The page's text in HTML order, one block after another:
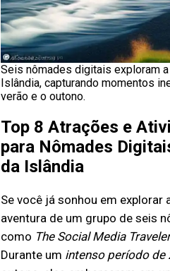
Seis nômades digitais exploram
Islândia, capturando momentos
verão e o outono.
Top 8 Atrações e
para Nômades
da Islândia
Se você já sonhou em explorar
aventura de um grupo de seis
como The Social Media Traveler
Durante um intenso período de